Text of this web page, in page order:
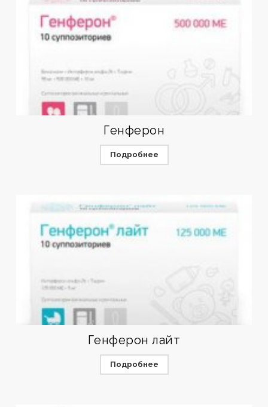
Генферон
Подробнее
Генферон лайт
Подробнее